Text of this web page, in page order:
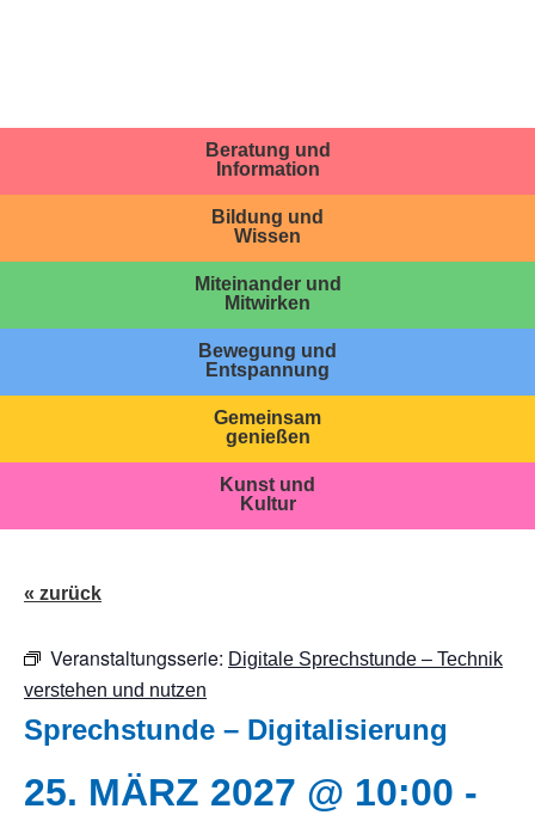
Beratung und
Information
Bildung und
Wissen
Miteinander und
Mitwirken
Bewegung und
Entspannung
Gemeinsam
genießen
Kunst und
Kultur
« zurück
Veranstaltungsserie: Digitale Sprechstunde – Technik
verstehen und nutzen
Sprechstunde – Digitalisierung
25. MÄRZ 2027 @ 10:00 -